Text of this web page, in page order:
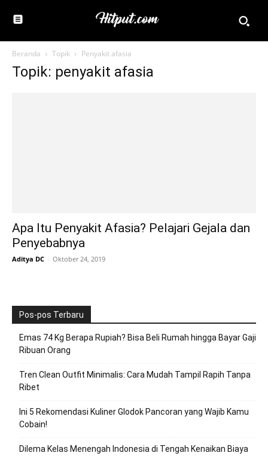
Beranda Topik Penyakit afasia
Topik: penyakit afasia
Apa Itu Penyakit Afasia? Pelajari Gejala dan
Penyebabnya
Aditya DC - Oktober 24, 2019
Pos-pos Terbaru
Emas 74 Kg Berapa Rupiah? Bisa Beli Rumah hingga Bayar Gaji
Ribuan Orang
Tren Clean Outfit Minimalis: Cara Mudah Tampil Rapih Tanpa
Ribet
Ini 5 Rekomendasi Kuliner Glodok Pancoran yang Wajib Kamu
Cobain!
Dilema Kelas Menengah Indonesia di Tengah Kenaikan Biaya